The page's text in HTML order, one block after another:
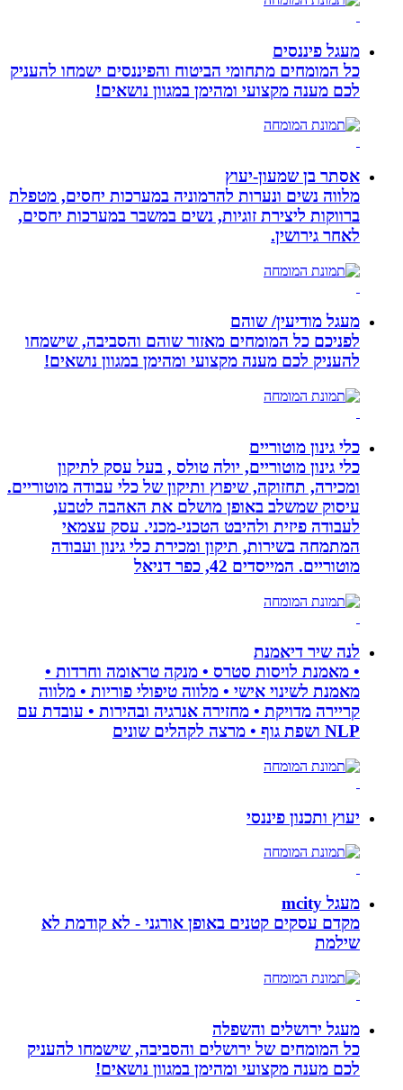
מעגל פיננסים
כל המומחים מתחומי הביטוח והפיננסים ישמחו להעניק
לכם מענה מקצועי ומהימן במגוון נושאים!
אסתר בן שמעון-יעוץ
מלווה נשים ונערות להרמוניה במערכות יחסים, מטפלת
ברווקות ליצירת זוגיות, נשים במשבר במערכות יחסים,
לאחר גירושין.
מעגל מודיעין/ שוהם
לפניכם כל המומחים מאזור שוהם והסביבה, שישמחו
להעניק לכם מענה מקצועי ומהימן במגוון נושאים!
כלי גינון מוטוריים
כלי גינון מוטוריים, יולה טולס , בעל עסק לתיקון
ומכירה, תחזוקה, שיפוץ ותיקון של כלי עבודה מוטוריים.
עיסוק שמשלב באופן מושלם את האהבה לטבע,
לעבודה פיזית ולהיבט הטכני-מכני. עסק עצמאי
המתמחה בשירות, תיקון ומכירת כלי גינון ועבודה
מוטוריים. המייסדים 42, כפר דניאל
לנה שיר דיאמנת
• מאמנת לויסות סטרס • מנקה טראומה וחרדות •
מאמנת לשינוי אישי • מלווה טיפולי פוריות • מלווה
קריירה מדויקת • מחזירה אנרגיה ובהירות • עובדת עם
יעוץ ותכנון פיננסי
מעגל mcity
מקדם עסקים קטנים באופן אורגני - לא קודמת לא
שילמת
מעגל ירושלים והשפלה
כל המומחים של ירושלים והסביבה, שישמחו להעניק
לכם מענה מקצועי ומהימן במגוון נושאים!